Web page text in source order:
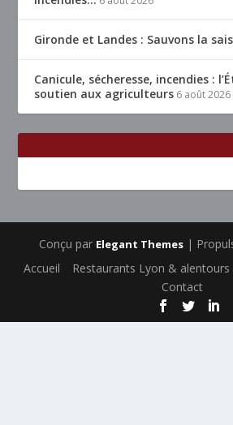
Gironde et Landes : Sauvons la
Canicule, sécheresse, incendies :
soutien aux agriculteurs 6 août 2026
Conçu par Elegant Themes|
Accueil Restaurants Lyon & alentours
Contact